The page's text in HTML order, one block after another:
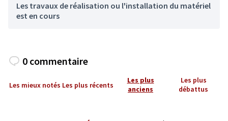
Les travaux de réalisation ou l'installation du matériel
est en cours
0 commentaire
Les mieux notés Les plus récents
Les plus
anciens
Les plus
débattus